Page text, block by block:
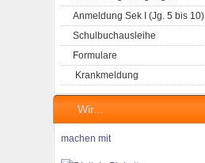
Anmeldung Sek I (Jg. 5 bis 10)
Schulbuchausleihe
Formulare
Krankmeldung
Wir...
machen mit